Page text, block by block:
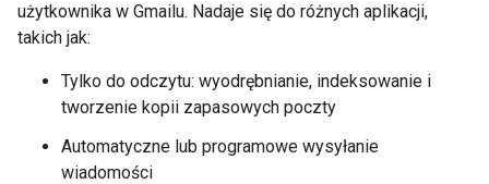
użytkownika w Gmailu. Nadaje się do różnych aplikacji,
takich jak:
Tylko do odczytu: wyodrębnianie, indeksowanie i
tworzenie kopii zapasowych poczty
Automatyczne lub programowe wysyłanie
wiadomości